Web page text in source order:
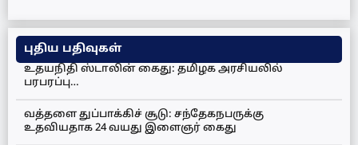
புதிய பதிவுகள்
உதயநிதி ஸ்டாலின் கைது: தமிழக அரசியலில்
பரபரப்பு…
வத்தளை துப்பாக்கிச் சூடு: சந்தேகநபருக்கு
உதவியதாக 24 வயது இளைஞர் கைது